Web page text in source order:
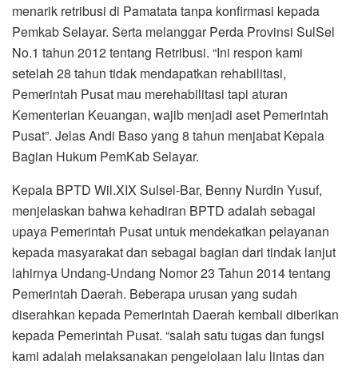
menarik retribusi di Pamatata tanpa konfirmasi kepada
Pemkab Selayar. Serta melanggar Perda Provinsi SulSel
No.1 tahun 2012 tentang Retribusi. “Ini respon kami
setelah 28 tahun tidak mendapatkan rehabilitasi,
Pemerintah Pusat mau merehabilitasi tapi aturan
Kementerian Keuangan, wajib menjadi aset Pemerintah
Pusat”. Jelas Andi Baso yang 8 tahun menjabat Kepala
Bagian Hukum PemKab Selayar.
Kepala BPTD Wil.XIX Sulsel-Bar, Benny Nurdin Yusuf,
menjelaskan bahwa kehadiran BPTD adalah sebagai
upaya Pemerintah Pusat untuk mendekatkan pelayanan
kepada masyarakat dan sebagai bagian dari tindak lanjut
lahirnya Undang-Undang Nomor 23 Tahun 2014 tentang
Pemerintah Daerah. Beberapa urusan yang sudah
diserahkan kepada Pemerintah Daerah kembali diberikan
kepada Pemerintah Pusat. “salah satu tugas dan fungsi
kami adalah melaksanakan pengelolaan lalu lintas dan